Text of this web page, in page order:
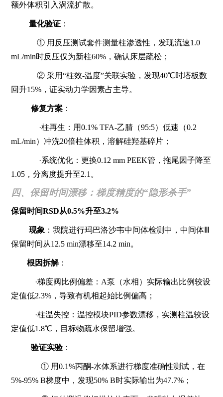
额外体积引入涡流扩散。
量化验证 ：
① 用反压测试套件测量柱渗透性，发现流速1.0
mL/min时反压仅为新柱60%，确认床层疏松；
② 采用“柱效-温度”关联实验，发现40℃时塔板数
回升15%，证实动力学因素占主导。
修复方案 ：
·柱再生：用0.1% TFA-乙腈（95:5）低速（0.2
mL/min）冲洗20倍柱体积，溶解硅羟基碎片；
·系统优化：更换0.12 mm PEEK管，拖尾因子降至
1.05，分离度提升至2.1。
四、保留时间漂移：梯度精度的“隐形杀手”
保留时间RSD从0.5%升至3.2%
现象 ：我院进行玛巴洛沙韦中间体检测中，中间体Ⅲ
保留时间从12.5 min漂移至14.2 min。
根因拆解：
·梯度阀比例偏差：A泵（水相）实际输出比例较设
定值低2.3%，导致有机相起始比例偏高；
·柱温失控：温控模块PID参数漂移，实测柱温较设
定值低1.8℃，目标物疏水保留增强。
验证实验：
① 用0.1%丙酮-水体系进行梯度准确性测试，在
5%-95% B梯度中，发现50% B时实际输出为47.7%；